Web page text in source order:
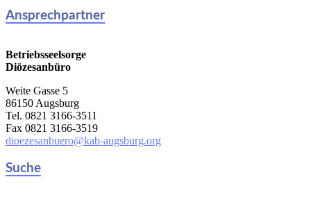
Ansprechpartner
Betriebsseelsorge
Diözesanbüro
Weite Gasse 5
86150 Augsburg
Tel. 0821 3166-3511
Fax 0821 3166-3519
dioezesanbuero@kab-augsburg.org
Suche